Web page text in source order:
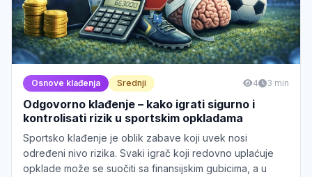
Osnove klađenja Srednji 4 3 min
Odgovorno klađenje – kako igrati sigurno i
kontrolisati rizik u sportskim opkladama
Sportsko klađenje je oblik zabave koji uvek nosi
određeni nivo rizika. Svaki igrač koji redovno uplaćuje
opklade može se suočiti sa finansijskim gubicima, a u